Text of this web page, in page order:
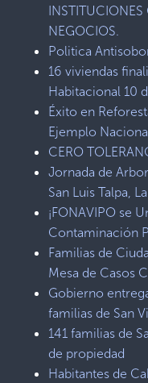
NEGOCIOS.
Politica
16 viviendas
Habitacional 10
Éxito en
Ejemplo
CERO
Jornada de
San Luis Talpa,
¡FONAVIPO se
Contaminación
Familias de
Mesa de Casos
Gobierno
familias de San
141 familias de
de propiedad
Habitantes de